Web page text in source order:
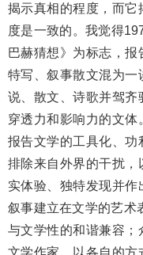
揭示真相的程度，而它
度是一致的。我觉得
巴赫猜想》为标志，
特写、叙事散文混为
说、散文、诗歌并驾
穿透力和影响力的文
报告文学的工具化、
排除来自外界的干扰
实体验、独特发现并
叙事建立在文学的艺术
与文学性的和谐兼容
文学作家、以各自的